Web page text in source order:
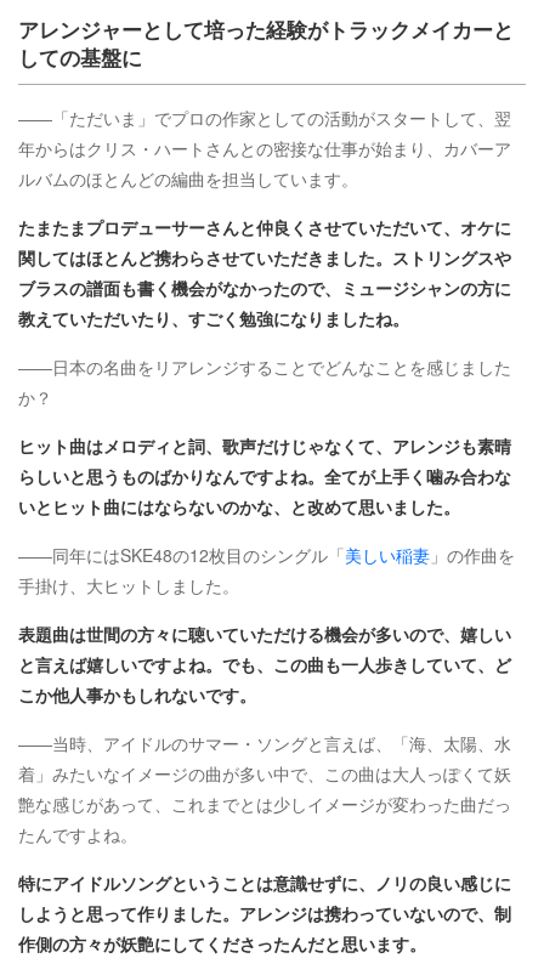
アレンジャーとして培った経験がトラックメイカーと
しての基盤に
――「ただいま」でプロの作家としての活動がスタートして、翌
年からはクリス・ハートさんとの密接な仕事が始まり、カバーア
ルバムのほとんどの編曲を担当しています。
たまたまプロデューサーさんと仲良くさせていただいて、オケに
関してはほとんど携わらさせていただきました。ストリングスや
ブラスの譜面も書く機会がなかったので、ミュージシャンの方に
教えていただいたり、すごく勉強になりましたね。
――日本の名曲をリアレンジすることでどんなことを感じました
か？
ヒット曲はメロディと詞、歌声だけじゃなくて、アレンジも素晴
らしいと思うものばかりなんですよね。全てが上手く噛み合わな
いとヒット曲にはならないのかな、と改めて思いました。
――同年にはSKE48の12枚目のシングル「美しい稲妻 」の作曲を
手掛け、大ヒットしました。
表題曲は世間の方々に聴いていただける機会が多いので、嬉しい
と言えば嬉しいですよね。でも、この曲も一人歩きしていて、ど
こか他人事かもしれないです。
――当時、アイドルのサマー・ソングと言えば、「海、太陽、水
着」みたいなイメージの曲が多い中で、この曲は大人っぽくて妖
艶な感じがあって、これまでとは少しイメージが変わった曲だっ
たんですよね。
特にアイドルソングということは意識せずに、ノリの良い感じに
しようと思って作りました。アレンジは携わっていないので、制
作側の方々が妖艶にしてくださったんだと思います。